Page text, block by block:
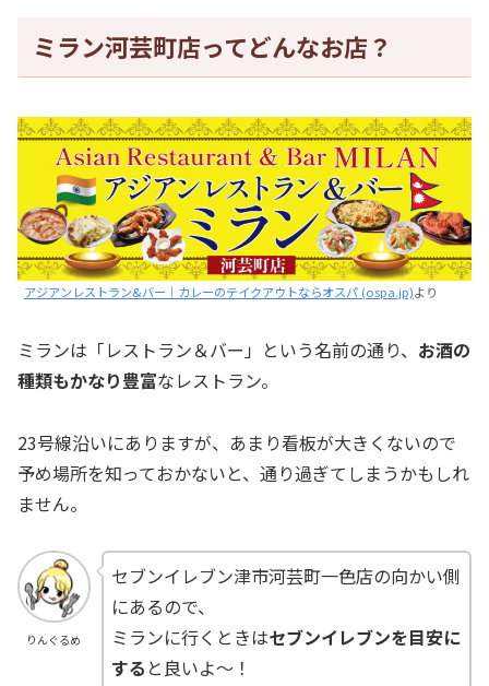
ミラン河芸町店ってどんなお店？
アジアンレストラン&バー｜カレーのテイクアウトならオスパ (ospa.jp)より
ミランは「レストラン＆バー」という名前の通り、 お酒の
種類もかなり豊富なレストラン。
23号線沿いにありますが、あまり看板が大きくないので
予め場所を知っておかないと、通り過ぎてしまうかもしれ
ません。
りんぐるめ
セブンイレブン津市河芸町一色店の向かい側
にあるので、
ミランに行くときはセブンイレブンを目安に
する と良いよ～！